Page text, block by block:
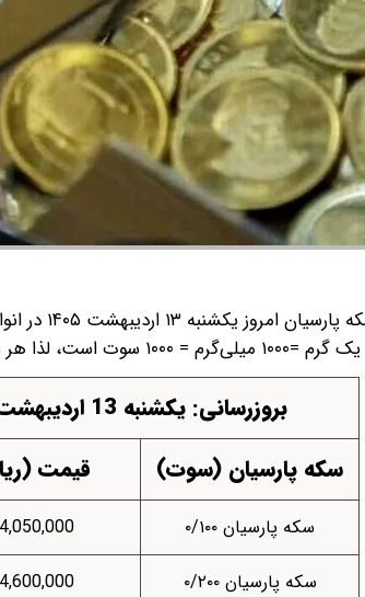
است با یک هزارم گرم.
بروزرسانی: یکشنبه 13 اردیبهشت
سکه پارسیان (سوت)
قیمت
سکه پارسیان ۰/۱۰۰
سکه پارسیان ۰/۲۰۰